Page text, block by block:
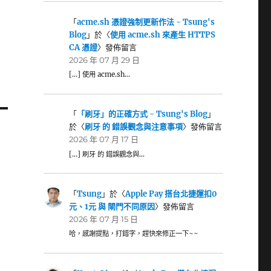
「acme.sh 憑證強制更新作法 - Tsung's
Blog」於〈使用 acme.sh 來產生 HTTPS
CA 憑證〉發佈留言
2026 年 07 月 29 日
[…] 使用 acme.sh…
「 「刷牙」的正確方式 - Tsung's Blog」
於〈刷牙 的 錯誤觀念與注意事項〉發佈留言
2026 年 07 月 17 日
[…] 刷牙 的 錯誤觀念與…
「Tsung」於〈Apple Pay 搭台北捷運扣0
元、1元 與 閘門不同原因〉發佈留言
2026 年 07 月 15 日
哈，感謝提點，打錯字，趕快來修正一下~~